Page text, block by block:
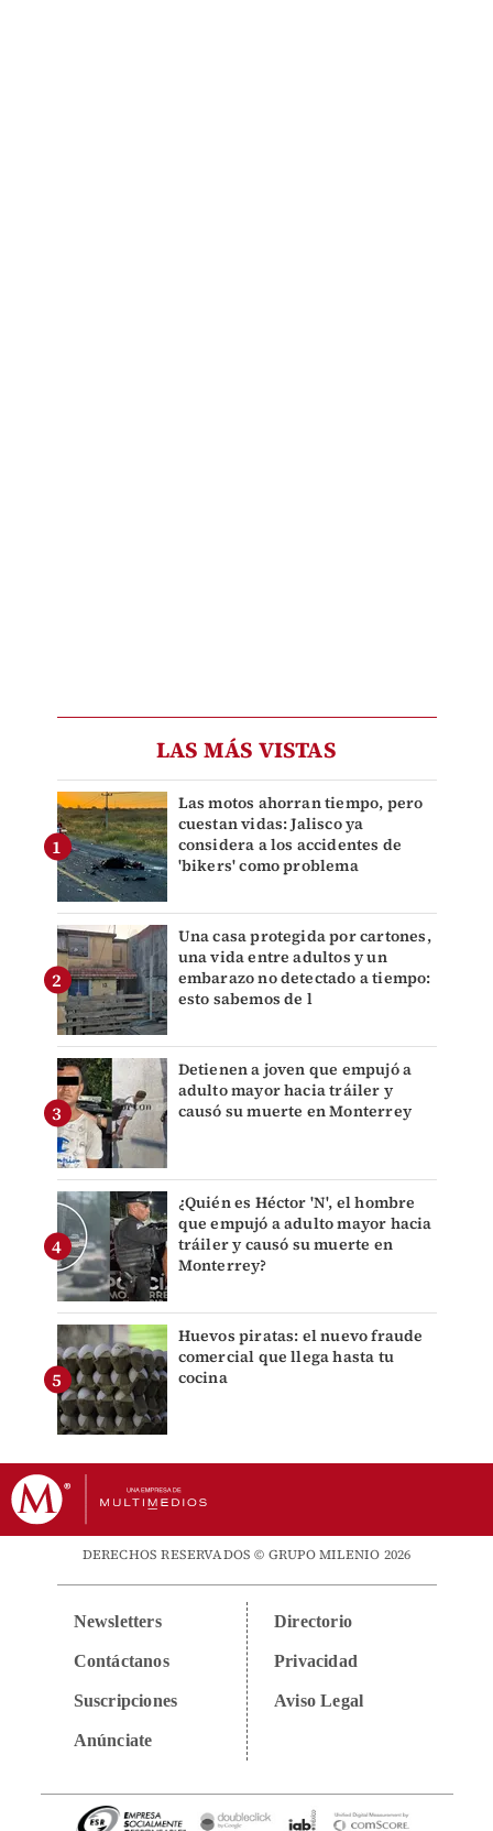
LAS MÁS VISTAS
Las motos ahorran tiempo, pero
cuestan vidas: Jalisco ya
considera a los accidentes de
'bikers' como problema
Una casa protegida por cartones,
una vida entre adultos y un
embarazo no detectado a tiempo:
esto sabemos de l
Detienen a joven que empujó a
adulto mayor hacia tráiler y
causó su muerte en Monterrey
¿Quién es Héctor 'N', el hombre
que empujó a adulto mayor hacia
tráiler y causó su muerte en
Monterrey?
Huevos piratas: el nuevo fraude
comercial que llega hasta tu
cocina
DERECHOS RESERVADOS © GRUPO MILENIO 2026
Newsletters
Contáctanos
Suscripciones
Anúnciate
Directorio
Privacidad
Aviso Legal